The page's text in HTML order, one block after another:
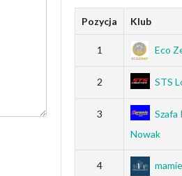
Pozycja Klub
1 Eco
2 STS
3
Szafa
Nowak
4